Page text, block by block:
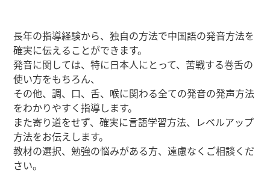
長年の指導経験から、独自の方法で中国語の発音方法を
確実に伝えることができます。
発音に関しては、特に日本人にとって、苦戦する巻舌の
使い方をもちろん、
その他、調、口、舌、喉に関わる全ての発音の発声方法
をわかりやすく指導します。
また寄り道をせず、確実に言語学習方法、レベルアップ
方法をお伝えします。
教材の選択、勉強の悩みがある方、遠慮なくご相談くだ
さい。